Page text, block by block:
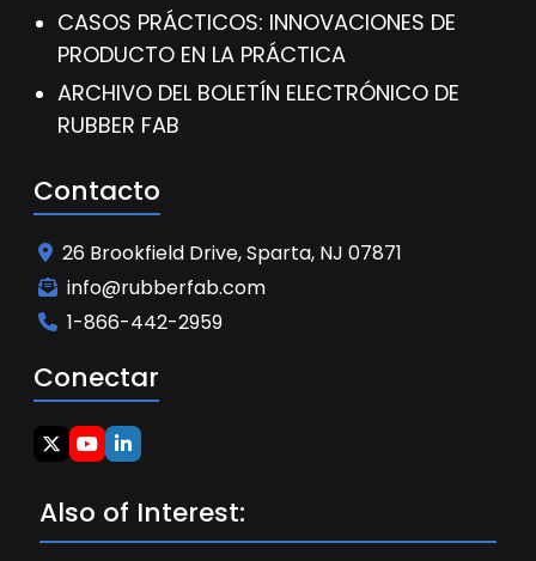
CASOS PRÁCTICOS: INNOVACIONES DE
PRODUCTO EN LA PRÁCTICA
ARCHIVO DEL BOLETÍN ELECTRÓNICO DE
RUBBER FAB
Contacto
26 Brookfield Drive, Sparta, NJ 07871
info@rubberfab.com
1-866-442-2959
Conectar
Also of Interest: